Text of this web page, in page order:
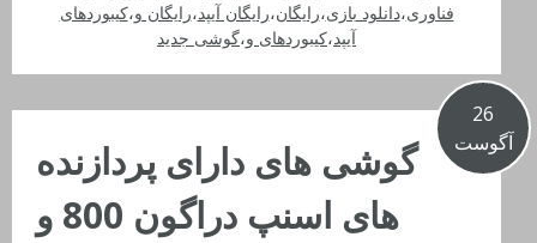
فناوری،دانلود بازی،رایگان،رایگان آیپد،رایگان و،کیبوردهای
آیپد،کیبوردهای و،گوشی جدید
26
آگوست
گوشی های دارای پردازنده
های اسنپ دراگون 800 و